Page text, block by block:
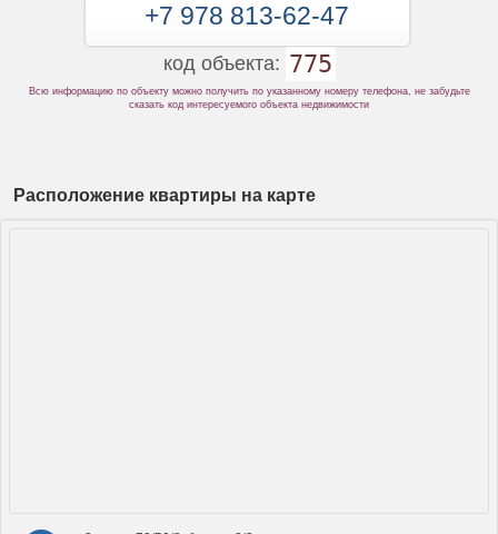
+7 978 813-62-47
код объекта: 775
Всю информацию по объекту можно получить по указанному номеру телефона, не забудьте
сказать код интересуемого объекта недвижимости
Расположение квартиры на карте